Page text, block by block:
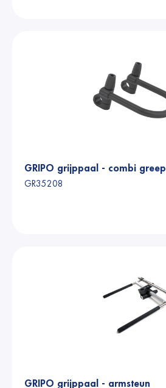
GRIPO grijppaal - combi greep
GR35208
GRIPO grijppaal - armsteun